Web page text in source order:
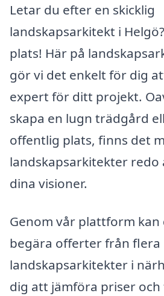
Letar du efter en skicklig
landskapsarkitekt i
plats! Här på
gör vi det enkelt för dig
expert för ditt projekt.
skapa en lugn trädgård
offentlig plats, finns det
landskapsarkitekter
dina visioner.
Genom vår plattform kan
begära offerter från flera
landskapsarkitekter i
dig att jämföra priser